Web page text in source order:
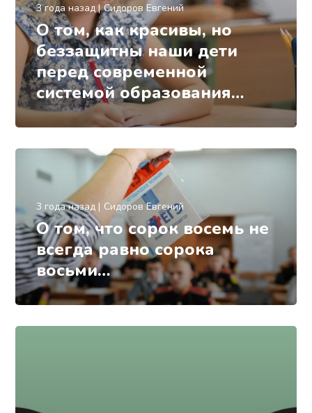
3 года назад Сидоров Евгений
О том, как красивы, но
беззащитны наши дети
перед современной
системой образования…
3 года назад Сидоров Евгений
О том, что сорок восемь не
всегда равно сорока
восьми…